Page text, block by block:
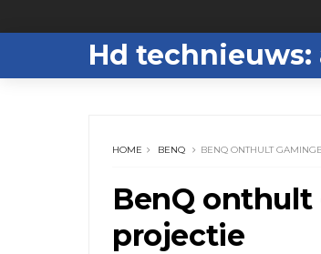
Hd
HOME BENQ BENQ ONTHULT
BenQ
projectie